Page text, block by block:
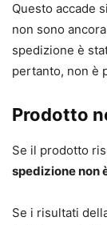
Questo accade
non sono
spedizione è
pertanto, non è
Prodotto
Se il prodotto
spedizione non
Se i risultati